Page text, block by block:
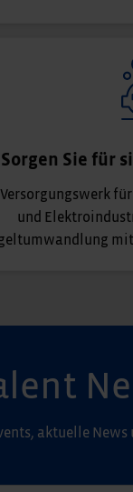
Sorgen Sie für
Versorgungswerk
und
aktuelle News